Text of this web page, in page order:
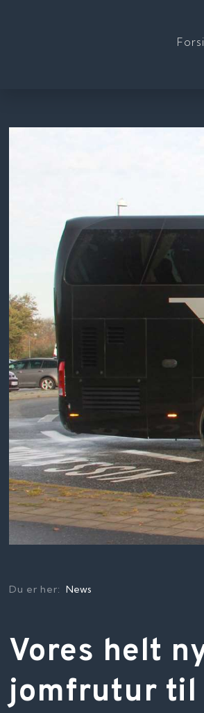
Du er her:News
​Vores helt
jomfrutur til